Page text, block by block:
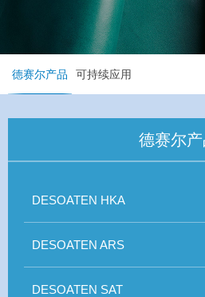
德赛尔产品 可持续应用
德赛尔
DESOATEN HKA
DESOATEN ARS
DESOATEN SAT